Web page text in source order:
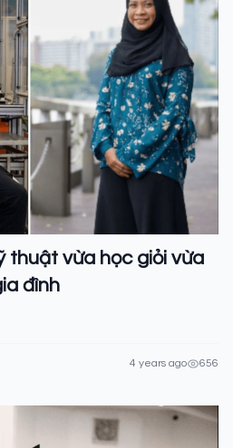
thuật vừa học giỏi vừa
đình
4 years ago 656